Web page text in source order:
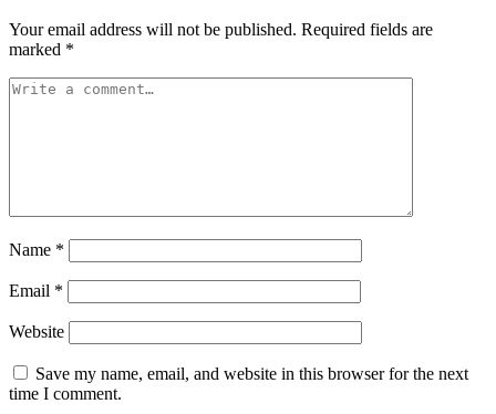
Your email address will not be published. Required fields are
marked *
Name *
Email *
Website
Save my name, email, and website in this browser for the next
time I comment.